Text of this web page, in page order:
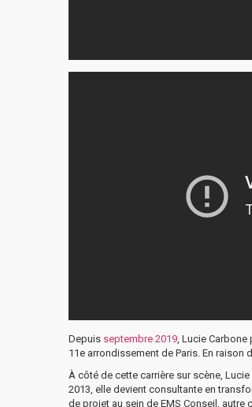
Depuis septembre 2019 , Lucie
11e arrondissement de Paris. En raison
À côté de cette carrière sur scène,
2013, elle devient consultante en
de projet au sein de EMS Conseil,